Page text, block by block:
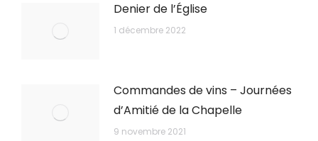
Denier de l’Église
1 décembre 2022
Commandes de vins – Journées
d’Amitié de la Chapelle
9 novembre 2021